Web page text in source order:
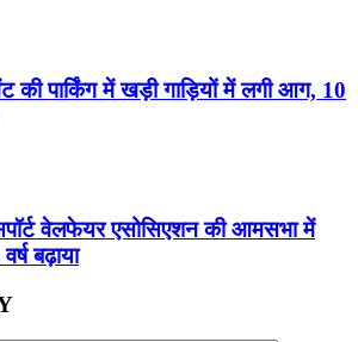
की पार्किंग में खड़ी गाड़ियों में लगी आग, 10
वेलफेयर एसोसिएशन की आमसभा में
बढ़ाया